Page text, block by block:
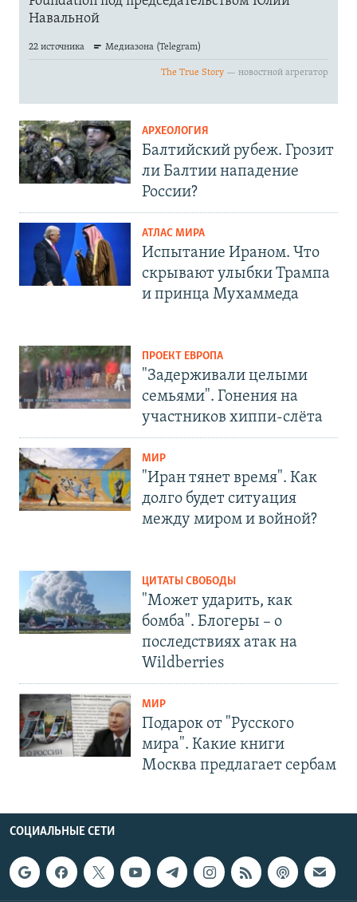
АРХЕОЛОГИЯ
Балтийский рубеж. Грозит
ли Балтии нападение
России?
АТЛАС МИРА
Испытание Ираном. Что
скрывают улыбки Трампа
и принца Мухаммеда
ПРОЕКТ ЕВРОПА
"Задерживали целыми
семьями". Гонения на
участников хиппи-слёта
МИР
"Иран тянет время". Как
долго будет ситуация
между миром и войной?
ЦИТАТЫ СВОБОДЫ
"Может ударить, как
бомба". Блогеры – о
последствиях атак на
Wildberries
МИР
Подарок от "Русского
мира". Какие книги
Москва предлагает сербам
СОЦИАЛЬНЫЕ СЕТИ